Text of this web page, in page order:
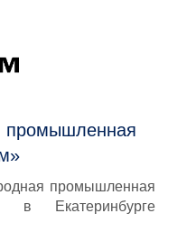
промышленная
промышленная
в Екатеринбурге